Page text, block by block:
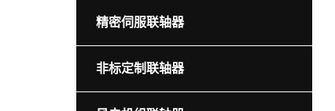
精密伺服联轴器
非标定制联轴器